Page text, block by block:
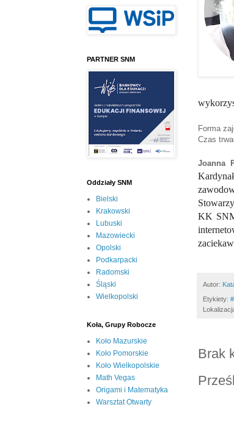
Forma
Czas
Joanna
KK
Autor:
Etykiety:
Brak
PARTNER SNM
Oddziały SNM
Bielski
Krakowski
Lubuski
Mazowiecki
Opolski
Podkarpacki
Radomski
Śląski
Wielkopolski
Koła, Grupy Robocze
Koło Mazurskie
Koło Pomorskie
Koło Wielkopolskie
Math Vegas
Origami i Matematyka
Warsztat Otwarty